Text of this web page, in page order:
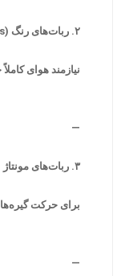
۲. ربات‌های رنگ (Painting Robots)
نیازمند هوای
—
۳. ربات‌های مونتاژ
برای حرکت
—